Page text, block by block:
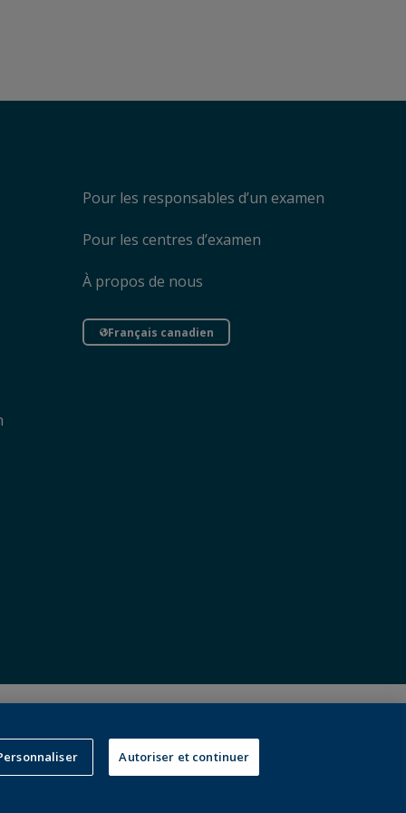
Pour les responsables d’un examen
Pour les centres d’examen
À propos de nous
Français canadien
Autoriser et continuer